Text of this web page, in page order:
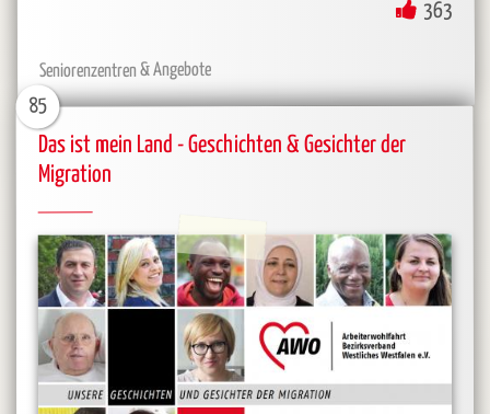
363
Seniorenzentren & Angebote
Das ist mein Land - Geschichten & Gesichter der
Migration
85